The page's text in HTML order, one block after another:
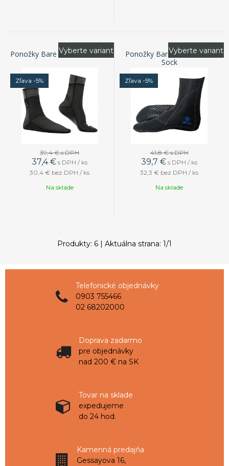
Ponožky Bare Exowear Socks
Zľava -5%
39,4 €s DPH
37,4 € s DPH / ks
30,4 € bez DPH / ks
Vyberte variant
Na sklade
Ponožky Bare 3mm S-Flex
Sock
Zľava -5%
41,8 €s DPH
39,7 € s DPH / ks
32,3 € bez DPH / ks
Vyberte variant
Na sklade
Produkty: 6 | Aktuálna strana: 1/1
Telefonické objednávky
0903 755466
02 68202000
Doprava zadarmo
pre objednávky
nad 200 € na SK
Tovar na sklade
expedujeme
do 24 hod.
Kamenná predajňa
Gessayova 16,